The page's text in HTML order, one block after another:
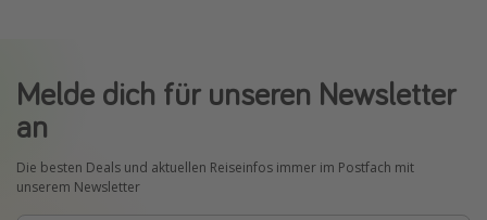
Melde dich für unseren Newsletter
an
Die besten Deals und aktuellen Reiseinfos immer im Postfach mit
unserem Newsletter